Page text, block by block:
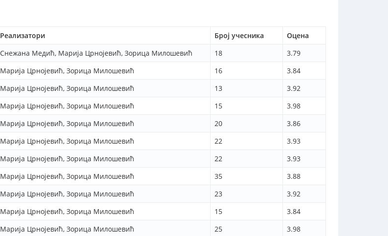
Реализатори Број учесника Оцена
Снежана Медић, Марија Црнојевић, Зорица Милошевић 18
3.79
Марија Црнојевић, Зорица Милошевић 16
3.84
Марија Црнојевић, Зорица Милошевић 13
3.92
Марија Црнојевић, Зорица Милошевић 15
3.98
Марија Црнојевић, Зорица Милошевић 20
3.86
Марија Црнојевић, Зорица Милошевић 22
3.93
Марија Црнојевић, Зорица Милошевић 22
3.93
Марија Црнојевић, Зорица Милошевић 35
3.88
Марија Црнојевић, Зорица Милошевић 23
3.92
Марија Црнојевић, Зорица Милошевић 15
3.84
Марија Црнојевић, Зорица Милошевић 25
3.98